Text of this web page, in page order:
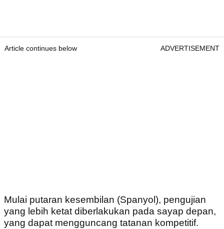
Article continues below ADVERTISEMENT
Mulai putaran kesembilan (Spanyol), pengujian
yang lebih ketat diberlakukan pada sayap depan,
yang dapat mengguncang tatanan kompetitif.